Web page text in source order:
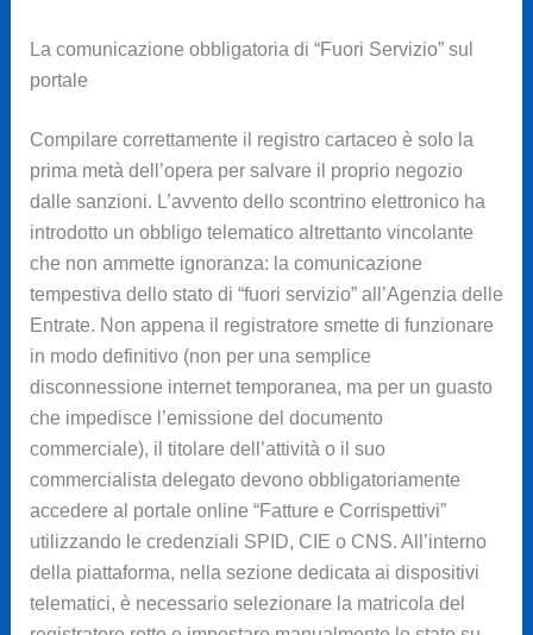
La comunicazione obbligatoria di “Fuori Servizio” sul
portale
Compilare correttamente il registro cartaceo è solo la
prima metà dell’opera per salvare il proprio negozio
dalle sanzioni. L’avvento dello scontrino elettronico ha
introdotto un obbligo telematico altrettanto vincolante
che non ammette ignoranza: la comunicazione
tempestiva dello stato di “fuori servizio” all’Agenzia delle
Entrate. Non appena il registratore smette di funzionare
in modo definitivo (non per una semplice
disconnessione internet temporanea, ma per un guasto
che impedisce l’emissione del documento
commerciale), il titolare dell’attività o il suo
commercialista delegato devono obbligatoriamente
accedere al portale online “Fatture e Corrispettivi”
utilizzando le credenziali SPID, CIE o CNS. All’interno
della piattaforma, nella sezione dedicata ai dispositivi
telematici, è necessario selezionare la matricola del